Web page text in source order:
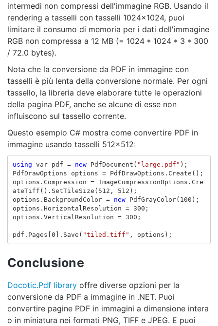
intermedi non compressi dell'immagine RGB. Usando il
rendering a tasselli con tasselli 1024x1024, puoi
limitare il consumo di memoria per i dati dell'immagine
RGB non compressa a 12 MB (= 1024 * 1024 * 3 * 300
/ 72.0 bytes).
Nota che la conversione da PDF in immagine con
tasselli è più lenta della conversione normale. Per ogni
tassello, la libreria deve elaborare tutte le operazioni
della pagina PDF, anche se alcune di esse non
influiscono sul tassello corrente.
Questo esempio C# mostra come convertire PDF in
immagine usando tasselli 512x512:
using var pdf = new PdfDocument ( "large.pdf" );
PdfDrawOptions
options = PdfDrawOptions . Create ();
options . Compression = ImageCompressionOptions . Cre
ateTiff (). SetTileSize ( 512 , 512 );
options . BackgroundColor = new PdfGrayColor( 100 );
options . HorizontalResolution = 300 ;
options . VerticalResolution = 300 ;
pdf . Pages 0 ]. Save ( "tiled.tiff" , options );
Conclusione
Docotic.Pdf library offre diverse opzioni per la
conversione da PDF a immagine in .NET. Puoi
convertire pagine PDF in immagini a dimensione intera
o in miniatura nei formati PNG, TIFF e JPEG. E puoi